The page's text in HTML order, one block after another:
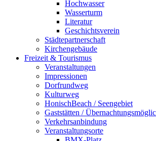
Hochwasser
Wasserturm
Literatur
Geschichtsverein
Städtepartnerschaft
Kirchengebäude
Freizeit & Tourismus
Veranstaltungen
Impressionen
Dorfrundweg
Kulturweg
HonischBeach / Seengebiet
Gaststätten /
Verkehrsanbindung
Veranstaltungsorte